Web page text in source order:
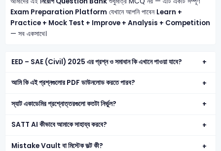
Exam Preparation Platform যেখানে আপনি পাবেন Learn +
Practice + Mock Test + Improve + Analysis + Competition
— সব একসাথে।
EED – SAE (Civil) 2025 এর প্রশ্ন ও সমাধান কি এখানে পাওয়া যাবে?
আমি কি এই প্রশ্নগুলোর PDF ডাউনলোড করতে পারব?
স্যাট একাডেমির প্রশ্নোত্তরগুলো কতটা নির্ভুল?
SATT AI কীভাবে আমাকে সাহায্য করবে?
Mistake Vault বা মিস্টেক ভল্ট কী?